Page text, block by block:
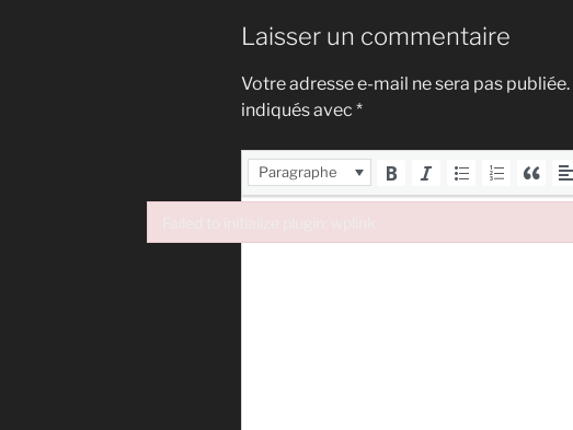
Laisser un commentaire
Votre adresse e-mail ne sera pas publiée.
indiqués avec *
Paragraphe
Failed to initialize plugin: wplink